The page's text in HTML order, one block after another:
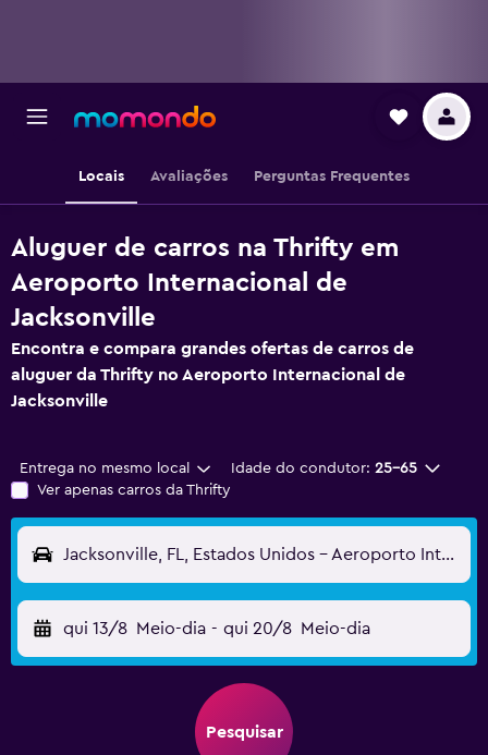
Locais Avaliações Perguntas Frequentes
Aluguer de carros na Thrifty em
Aeroporto Internacional de
Jacksonville
Encontra e compara grandes ofertas de carros de
aluguer da Thrifty no Aeroporto Internacional de
Jacksonville
Entrega no mesmo local Idade do condutor: 25-65
Ver apenas carros da Thrifty
Jacksonville, FL, Estados Unidos - Aeroporto Internacional de Jacksonville (JAX)
qui 13/8 Meio-dia - qui 20/8 Meio-dia
Pesquisar